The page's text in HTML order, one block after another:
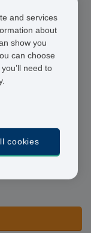
Kopfhaut
and services
about
show you
can choose
need to
cookies